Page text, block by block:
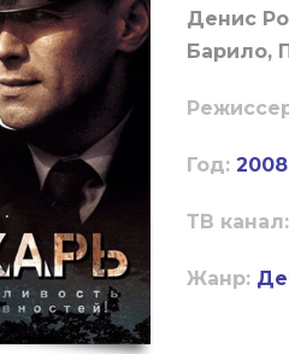
Денис
Барило,
Год: 2008
ТВ канал:
Жанр: